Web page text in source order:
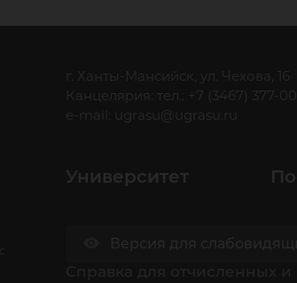
г. Ханты-Мансийск, ул. Чехова, 16
Канцелярия: тел.: +7 (3467) 377-
e-mail:
ugrasu@ugrasu.ru
Университет